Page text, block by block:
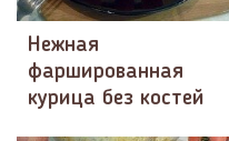
Нежная
фаршированная
курица без костей